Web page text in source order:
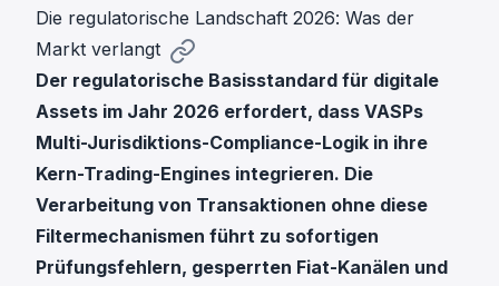
Die regulatorische Landschaft 2026: Was der
Markt verlangt
Der regulatorische Basisstandard für digitale
Assets im Jahr 2026 erfordert, dass VASPs
Multi-Jurisdiktions-Compliance-Logik in ihre
Kern-Trading-Engines integrieren. Die
Verarbeitung von Transaktionen ohne diese
Filtermechanismen führt zu sofortigen
Prüfungsfehlern, gesperrten Fiat-Kanälen und